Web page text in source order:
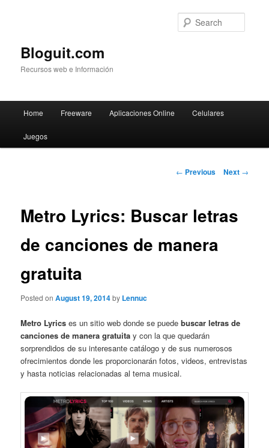
Bloguit.com
Recursos web e Información
Skip
to
Home Freeware Aplicaciones Online Celulares
Juegos
Post
← Previous Next →
Metro Lyrics: Buscar letras
de canciones de manera
gratuita
Posted onAugust 19, 2014by Lennuc
Metro Lyrics es un sitio web donde se puedebuscar letras de
canciones de manera gratuita y con la que quedarán
sorprendidos de su interesante catálogo y de sus numerosos
ofrecimientos donde les proporcionarán fotos, videos, entrevistas
y hasta noticias relacionadas al tema musical.